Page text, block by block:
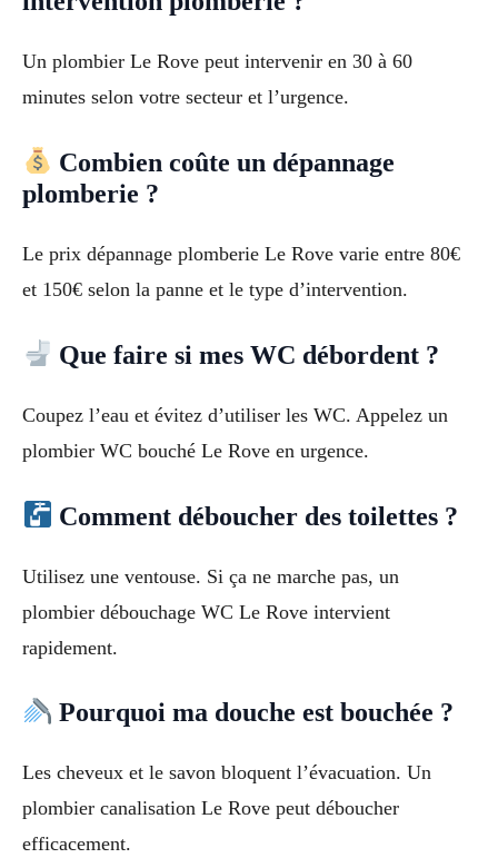
Un plombier Le Rove peut intervenir en 30 à 60
minutes selon votre secteur et l’urgence.
Combien coûte un dépannage
plomberie ?
Le prix dépannage plomberie Le Rove varie entre 80€
et 150€ selon la panne et le type d’intervention.
Que faire si mes WC débordent ?
Coupez l’eau et évitez d’utiliser les WC. Appelez un
plombier WC bouché Le Rove en urgence.
Comment déboucher des toilettes ?
Utilisez une ventouse. Si ça ne marche pas, un
plombier débouchage WC Le Rove intervient
rapidement.
Pourquoi ma douche est bouchée ?
Les cheveux et le savon bloquent l’évacuation. Un
plombier canalisation Le Rove peut déboucher
efficacement.